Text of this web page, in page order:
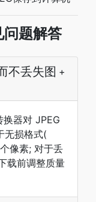
问题解答
不丢失图 +
器对 JPEG
无损格式(
像素; 对于丢
载前调整质量